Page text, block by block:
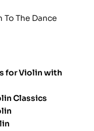
The Dance
for Violin with
Classics